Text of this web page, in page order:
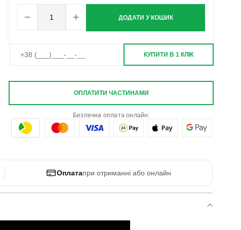
ДОДАТИ У КОШИК
КУПИТИ В 1 КЛІК
ОПЛАТИТИ ЧАСТИНАМИ
Безпечна оплата онлайн:
Оплатапри отриманні або онлайн